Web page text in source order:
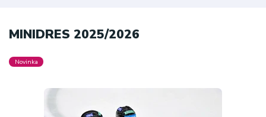
MINIDRES 2025/2026
Novinka